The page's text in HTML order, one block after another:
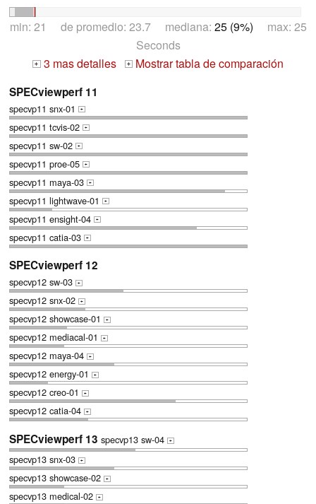
min: 21 de promedio: 23.7 mediana: 25 (9%) max: 25
Seconds
+ 3 mas detalles + Mostrar tabla de comparación
SPECviewperf 11
specvp11 snx-01 +
specvp11 tcvis-02 +
specvp11 sw-02 +
specvp11 proe-05 +
specvp11 maya-03 +
specvp11 lightwave-01 +
specvp11 ensight-04 +
specvp11 catia-03 +
SPECviewperf 12
specvp12 sw-03 +
specvp12 snx-02 +
specvp12 showcase-01 +
specvp12 mediacal-01 +
specvp12 maya-04 +
specvp12 energy-01 +
specvp12 creo-01 +
specvp12 catia-04 +
SPECviewperf 13 specvp13 sw-04 +
specvp13 snx-03 +
specvp13 showcase-02 +
specvp13 medical-02 +